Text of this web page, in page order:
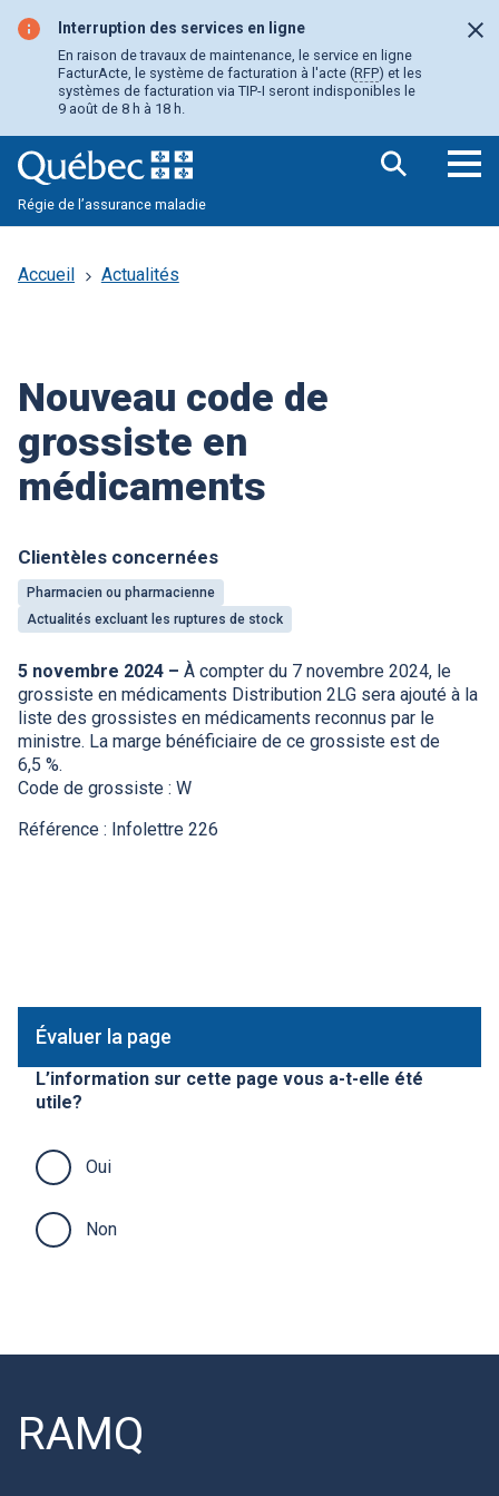
contenu
principal
Interruption des services en ligne
En raison de travaux de maintenance, le service en ligne
FacturActe, le système de facturation à l'acte (RFP) et les
systèmes de facturation via TIP-I seront indisponibles le
9 août de 8 h à 18 h.
Régie de l’assurance maladie
Accueil Actualités
Nouveau code de
grossiste en
médicaments
Clientèles concernées
Pharmacien ou pharmacienne
Actualités excluant les ruptures de stock
5 novembre 2024 – À compter du 7 novembre 2024, le
grossiste en médicaments Distribution 2LG sera ajouté à la
liste des grossistes en médicaments reconnus par le
ministre. La marge bénéficiaire de ce grossiste est de
6,5 %.
Code de grossiste : W
Référence : Infolettre 226
Évaluer la page
L’information sur cette page vous a-t-elle été
utile?
Oui
Non
RAMQ